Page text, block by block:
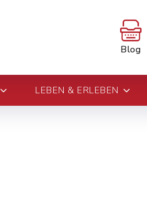
Blog
LEBEN & ERLEBEN